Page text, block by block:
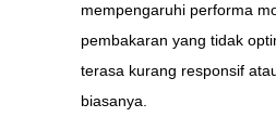
mempengaruhi performa
pembakaran yang tidak
terasa kurang responsif
biasanya.